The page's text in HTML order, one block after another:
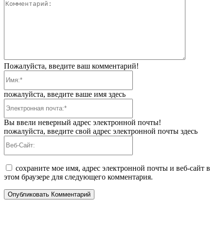
Пожалуйста, введите ваш комментарий!
пожалуйста, введите ваше имя здесь
Вы ввели неверный адрес электронной почты!
пожалуйста, введите свой адрес электронной почты здесь
сохраните мое имя, адрес электронной почты и веб-сайт в
этом браузере для следующего комментария.